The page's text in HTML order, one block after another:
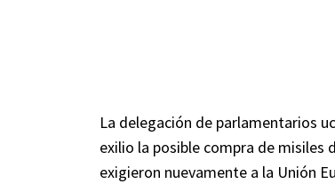
La delegación de parlamentarios
exilio la posible compra de misiles
exigieron nuevamente a la Unión